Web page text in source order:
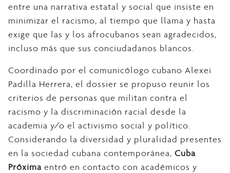
entre una narrativa estatal y social que insiste en
minimizar el racismo, al tiempo que llama y hasta
exige que las y los afrocubanos sean agradecidos,
incluso más que sus conciudadanos blancos.
Coordinado por el comunicólogo cubano Alexei
Padilla Herrera, el dossier se propuso reunir los
criterios de personas que militan contra el
racismo y la discriminación racial desde la
academia y/o el activismo social y político.
Considerando la diversidad y pluralidad presentes
en la sociedad cubana contemporánea, Cuba
Próxima entró en contacto con académicos y